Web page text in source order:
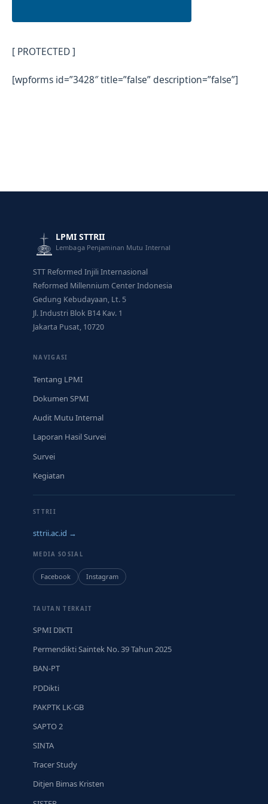
[ PROTECTED ]
[wpforms id=”3428″ title=”false” description=”false”]
LPMI STTRII
Lembaga Penjaminan Mutu Internal
STT Reformed Injili Internasional
Reformed Millennium Center Indonesia
Gedung Kebudayaan, Lt. 5
Jl. Industri Blok B14 Kav. 1
Jakarta Pusat, 10720
NAVIGASI
Tentang LPMI
Dokumen SPMI
Audit Mutu Internal
Laporan Hasil Survei
Survei
Kegiatan
STTRII
sttrii.ac.id →
MEDIA SOSIAL
Facebook Instagram
TAUTAN TERKAIT
SPMI DIKTI
Permendikti Saintek No. 39 Tahun 2025
BAN-PT
PDDikti
PAKPTK LK-GB
SAPTO 2
SINTA
Tracer Study
Ditjen Bimas Kristen